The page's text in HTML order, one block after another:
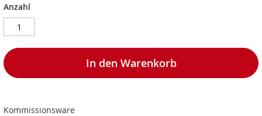
Anzahl
In den Warenkorb
Kommissionsware